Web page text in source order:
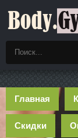
Главная
Скидки